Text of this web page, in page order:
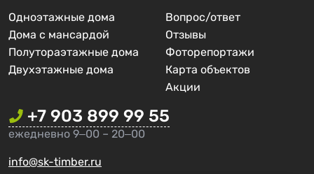
Одноэтажные дома
Дома с мансардой
Полутораэтажные дома
Двухэтажные дома
Вопрос/ответ
Отзывы
Фоторепортажи
Карта объектов
Акции
+7 903 899 99 55
ежедневно 9‒00 – 20‒00
info@sk-timber.ru